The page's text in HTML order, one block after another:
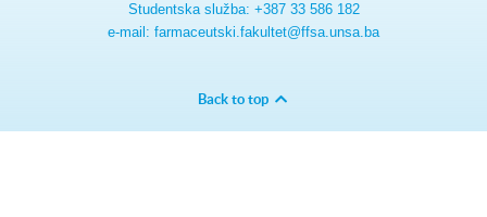
Studentska služba: +387 33 586 182
e-mail: farmaceutski.fakultet@ffsa.unsa.ba
Back to top